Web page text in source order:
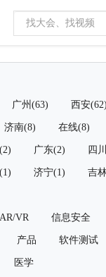
广州(63) 西安(62)
济南(8) 在线(8)
广东(2) 四
济宁(1) 吉
AR/VR 信息安全
产品 软件测试
医学